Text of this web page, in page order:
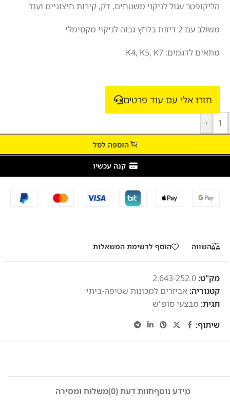
הליקופטר עגול לניקוי משטחים, דק, קירות חיצוניים ועוד
משולב עם 2 דיזות בלחץ גבוה לניקוי מקסימלי
מתאים לדגמים: K4, K5, K7
חזרו אלי עם עוד פרטים
+
הוספה לסל
קנה עכשיו
השווה הוסף לרשימת המשאלות
מק"ט: 2.643-252.0
קטגוריה: אביזרים למכונות שטיפה-ביתי
תגית: מבצעי סופ"ש
שיתוף:
מידע נוסףחוות דעת (0) משלוח ומסירה